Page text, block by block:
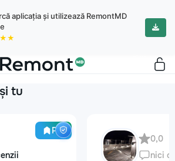
aplicația și utilizează RemontMD
tu
Pro
0,0
nici o